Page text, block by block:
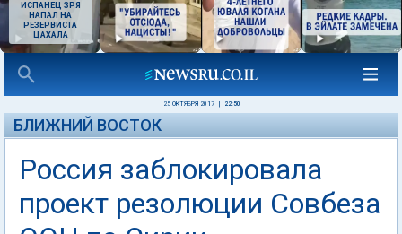
ИСПАНЕЦ ЗРЯ
НАПАЛ НА
РЕЗЕРВИСТА
ЦАХАЛА
25 ОКТЯБРЯ 2017 22:50
БЛИЖНИЙ ВОСТОК
Россия заблокировала
проект резолюции Совбеза